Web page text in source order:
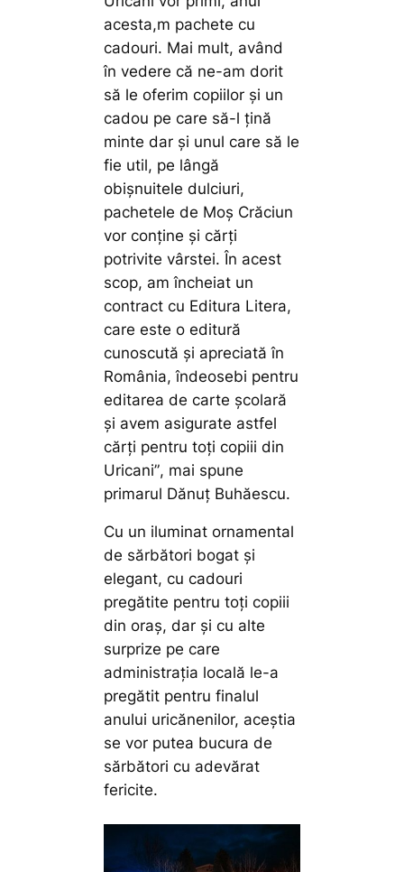
acesta,m pachete cu
cadouri. Mai mult, având
în vedere că ne-am dorit
să le oferim copiilor și un
cadou pe care să-l țină
minte dar și unul care să le
fie util, pe lângă
obișnuitele dulciuri,
pachetele de Moș Crăciun
vor conține și cărți
potrivite vârstei. În acest
scop, am încheiat un
contract cu Editura Litera,
care este o editură
cunoscută și apreciată în
România, îndeosebi pentru
editarea de carte școlară
și avem asigurate astfel
cărți pentru toți copiii din
Uricani”, mai spune
primarul Dănuț Buhăescu.
Cu un iluminat ornamental
de sărbători bogat și
elegant, cu cadouri
pregătite pentru toți copiii
din oraș, dar și cu alte
surprize pe care
administrația locală le-a
pregătit pentru finalul
anului uricănenilor, aceștia
se vor putea bucura de
sărbători cu adevărat
fericite.